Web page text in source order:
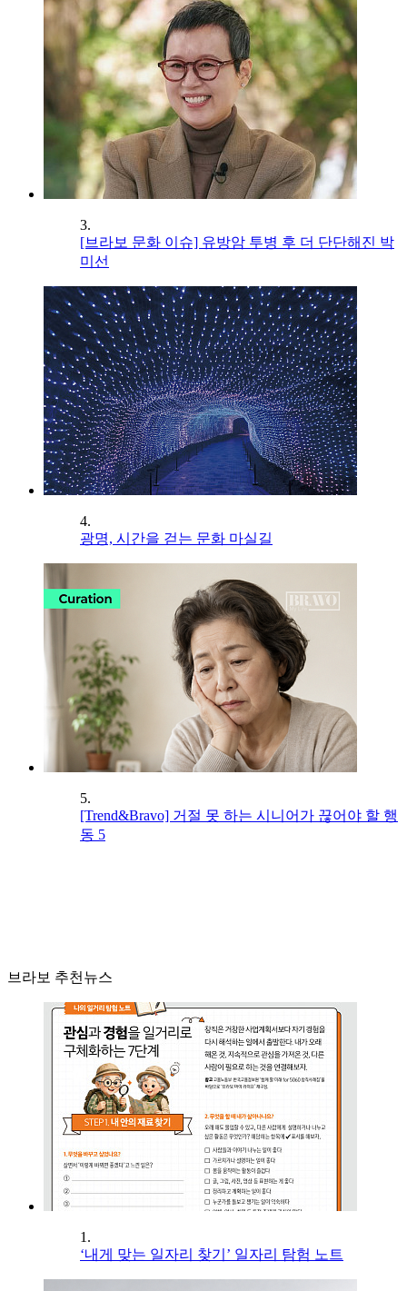
3.
[브라보 문화 이슈] 유방암 투병 후 더 단단해진 박
미선
4.
광명, 시간을 걷는 문화 마실길
5.
[Trend&Bravo] 거절 못 하는 시니어가 끊어야 할 행
동 5
브라보 추천뉴스
1.
‘내게 맞는 일자리 찾기’ 일자리 탐험 노트